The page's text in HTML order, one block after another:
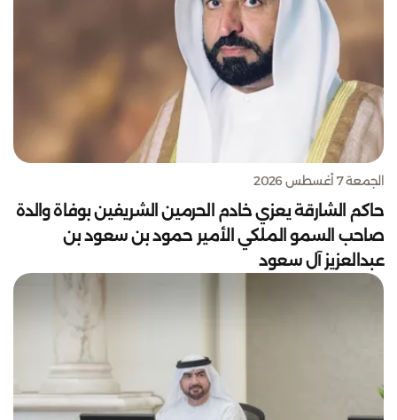
الجمعة 7 أغسطس 2026
حاكم الشارقة يعزي خادم الحرمين الشريفين بوفاة والدة
صاحب السمو الملكي الأمير حمود بن سعود بن
عبدالعزيز آل سعود